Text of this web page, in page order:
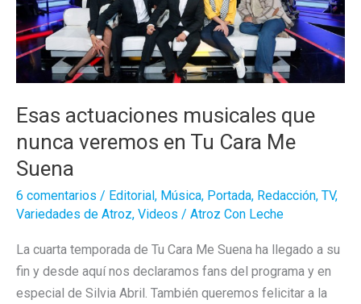
Esas actuaciones musicales que
nunca veremos en Tu Cara Me
Suena
6 comentarios / Editorial, Música, Portada, Redacción, TV,
Variedades de Atroz, Videos / Atroz Con Leche
La cuarta temporada de Tu Cara Me Suena ha llegado a su
fin y desde aquí nos declaramos fans del programa y en
especial de Silvia Abril. También queremos felicitar a la